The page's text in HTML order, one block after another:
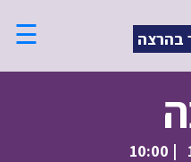
בהרצה ☰
| 10:00